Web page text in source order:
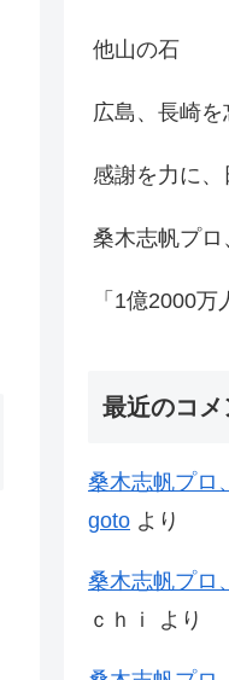
他山の石
広島、長崎を
感謝を力に、
桑木志帆プロ
「1億2000
最近のコメ
桑木志帆プロ
goto より
桑木志帆プロ
ｃｈｉ
より